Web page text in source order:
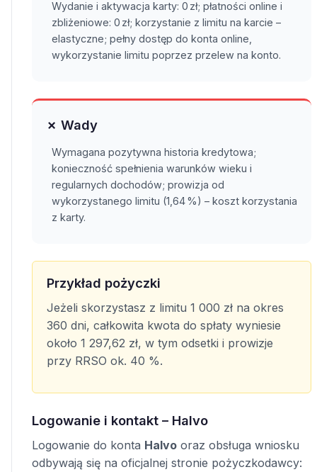
Wydanie i aktywacja karty: 0 zł; płatności online i
zbliżeniowe: 0 zł; korzystanie z limitu na karcie –
elastyczne; pełny dostęp do konta online,
wykorzystanie limitu poprzez przelew na konto.
✗ Wady
Wymagana pozytywna historia kredytowa;
konieczność spełnienia warunków wieku i
regularnych dochodów; prowizja od
wykorzystanego limitu (1,64 %) – koszt korzystania
z karty.
Przykład pożyczki
Jeżeli skorzystasz z limitu 1 000 zł na okres
360 dni, całkowita kwota do spłaty wyniesie
około 1 297,62 zł, w tym odsetki i prowizje
przy RRSO ok. 40 %.
Logowanie i kontakt – Halvo
Logowanie do konta Halvo oraz obsługa wniosku
odbywają się na oficjalnej stronie pożyczkodawcy: